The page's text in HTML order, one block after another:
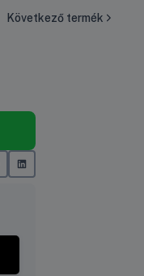
Következő termék